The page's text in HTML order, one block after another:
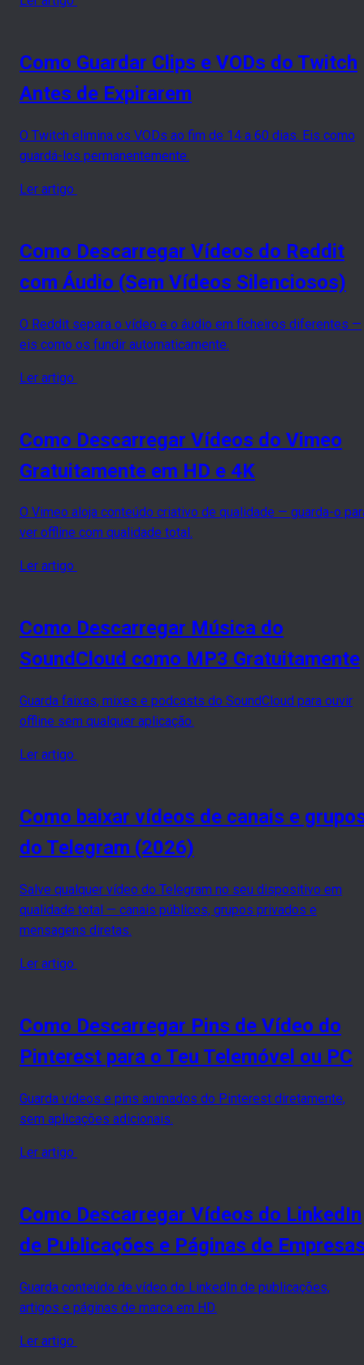
Como Guardar Clips e VODs do Twitch
Antes de Expirarem
O Twitch elimina os VODs ao fim de 14 a 60 dias. Eis como
guardá-los permanentemente.
Ler artigo
Como Descarregar Vídeos do Reddit
com Áudio (Sem Vídeos Silenciosos)
O Reddit separa o vídeo e o áudio em ficheiros diferentes —
eis como os fundir automaticamente.
Ler artigo
Como Descarregar Vídeos do Vimeo
Gratuitamente em HD e 4K
O Vimeo aloja conteúdo criativo de qualidade — guarda-o
ver offline com qualidade total.
Ler artigo
Como Descarregar Música do
SoundCloud como MP3 Gratuitamente
Guarda faixas, mixes e podcasts do SoundCloud para ouvir
offline sem qualquer aplicação.
Ler artigo
Como baixar vídeos de canais e
do Telegram (2026)
Salve qualquer vídeo do Telegram no seu dispositivo em
qualidade total — canais públicos, grupos privados e
mensagens diretas.
Ler artigo
Como Descarregar Pins de Vídeo do
Pinterest para o Teu Telemóvel ou PC
Guarda vídeos e pins animados do Pinterest diretamente,
sem aplicações adicionais.
Ler artigo
Como Descarregar Vídeos do LinkedIn
de Publicações e Páginas de
Guarda conteúdo de vídeo do LinkedIn de publicações,
artigos e páginas de marca em HD.
Ler artigo